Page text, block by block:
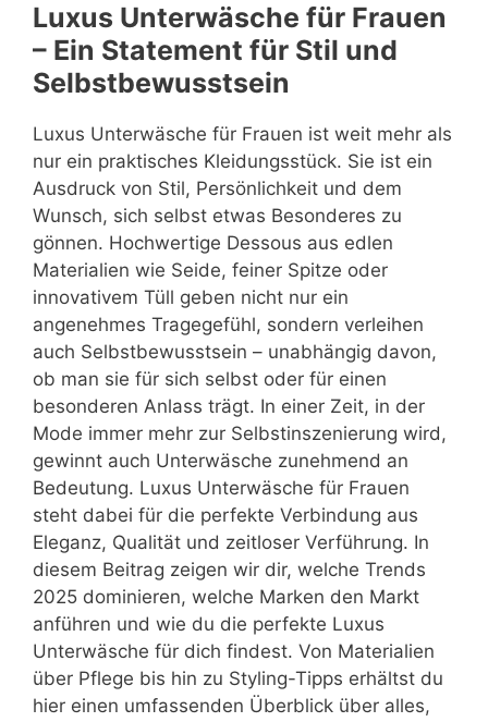
Luxus Unterwäsche für Frauen
– Ein Statement für Stil und
Selbstbewusstsein
Luxus Unterwäsche für Frauen ist weit mehr als
nur ein praktisches Kleidungsstück. Sie ist ein
Ausdruck von Stil, Persönlichkeit und dem
Wunsch, sich selbst etwas Besonderes zu
gönnen. Hochwertige Dessous aus edlen
Materialien wie Seide, feiner Spitze oder
innovativem Tüll geben nicht nur ein
angenehmes Tragegefühl, sondern verleihen
auch Selbstbewusstsein – unabhängig davon,
ob man sie für sich selbst oder für einen
besonderen Anlass trägt. In einer Zeit, in der
Mode immer mehr zur Selbstinszenierung wird,
gewinnt auch Unterwäsche zunehmend an
Bedeutung. Luxus Unterwäsche für Frauen
steht dabei für die perfekte Verbindung aus
Eleganz, Qualität und zeitloser Verführung. In
diesem Beitrag zeigen wir dir, welche Trends
2025 dominieren, welche Marken den Markt
anführen und wie du die perfekte Luxus
Unterwäsche für dich findest. Von Materialien
über Pflege bis hin zu Styling-Tipps erhältst du
hier einen umfassenden Überblick über alles,